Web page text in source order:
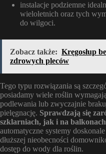
instalacje podziemne
wieloletnich oraz tych
do wilgoci.
Zobacz także: Kręgosłup
zdrowych pleców
Tego typu rozwiązania są
posiadamy wiele roślin
podlewania lub zwyczajnie
pielęgnację. Sprawdzają się
szklarniach, jak i na
automatyczne systemy
dłuższej nieobecności
dostęp do wody dla roślin.